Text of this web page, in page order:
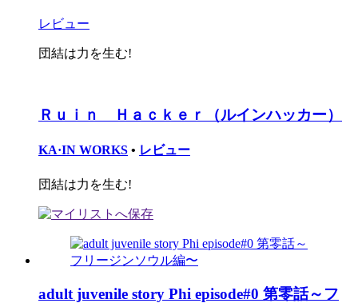
レビュー
団結は力を生む!
Ｒｕｉｎ Ｈａｃｋｅｒ（ルインハッカー）
KA·IN WORKS • レビュー
団結は力を生む!
adult juvenile story Phi episode#0 第零話～フ